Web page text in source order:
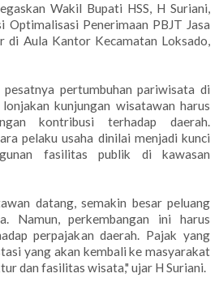
Wakil Bupati HSS, H Suriani,
Optimalisasi Penerimaan PBJT Jasa
di Aula Kantor Kecamatan Loksado,
pesatnya pertumbuhan pariwisata di
kunjungan wisatawan harus
kontribusi terhadap daerah.
pelaku usaha dinilai menjadi kunci
fasilitas publik di kawasan
datang, semakin besar peluang
Namun, perkembangan ini harus
perpajakan daerah. Pajak yang
yang akan kembali ke masyarakat
dan fasilitas wisata," ujar H Suriani.